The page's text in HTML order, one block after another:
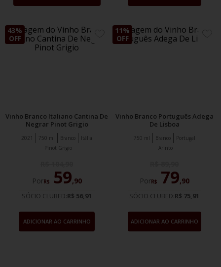
43%
OFF
ADICIONE
Vinho Branco Italiano Cantina De
Negrar Pinot Grigio
Branco Itália
2021
750 ml
Pinot Grigio
PorR$ 59,90
SÓCIO CLUBED:R$ 56,91
ADICIONAR AO CARRINHO
11%
OFF
Vinho Branco Português Adega
De Lisboa
Branco Portugal
750 ml
Arinto
PorR$ 79,90
SÓCIO CLUBED:R$ 75,91
ADICIONAR AO CARRINHO